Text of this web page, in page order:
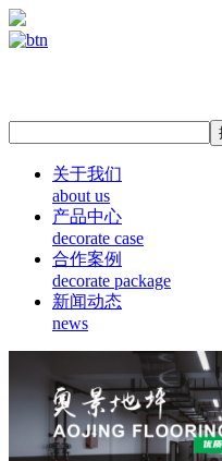
关于我们
about us
产品中心
decorate case
合作案例
decorate package
新闻动态
news